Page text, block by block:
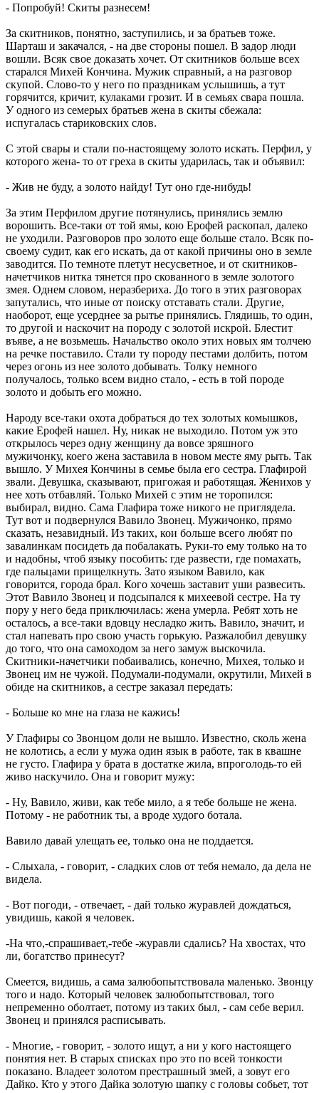
- Попробуй! Скиты разнесем!
За скитников, понятно, заступились, и за братьев тоже.
Шарташ и закачался, - на две стороны пошел. В задор люди
вошли. Всяк свое доказать хочет. От скитников больше всех
старался Михей Кончина. Мужик справный, а на разговор
скупой. Слово-то у него по праздникам услышишь, а тут
горячится, кричит, кулаками грозит. И в семьях свара пошла.
У одного из семерых братьев жена в скиты сбежала:
испугалась стариковских слов.
С этой свары и стали по-настоящему золото искать. Перфил, у
которого жена- то от греха в скиты ударилась, так и объявил:
- Жив не буду, а золото найду! Тут оно где-нибудь!
За этим Перфилом другие потянулись, принялись землю
ворошить. Все-таки от той ямы, кою Ерофей раскопал, далеко
не уходили. Разговоров про золото еще больше стало. Всяк по-
своему судит, как его искать, да от какой причины оно в земле
заводится. По темноте плетут несусветное, и от скитников-
начетчиков нитка тянется про скованного в земле золотого
змея. Однем словом, неразбериха. До того в этих разговорах
запутались, что иные от поиску отставать стали. Другие,
наоборот, еще усерднее за рытье принялись. Глядишь, то один,
то другой и наскочит на породу с золотой искрой. Блестит
въяве, а не возьмешь. Начальство около этих новых ям толчею
на речке поставило. Стали ту породу пестами долбить, потом
через огонь из нее золото добывать. Толку немного
получалось, только всем видно стало, - есть в той породе
золото и добыть его можно.
Народу все-таки охота добраться до тех золотых комышков,
какие Ерофей нашел. Ну, никак не выходило. Потом уж это
открылось через одну женщину да вовсе зряшного
мужичонку, коего жена заставила в новом месте яму рыть. Так
вышло. У Михея Кончины в семье была его сестра. Глафирой
звали. Девушка, сказывают, пригожая и работящая. Женихов у
нее хоть отбавляй. Только Михей с этим не торопился:
выбирал, видно. Сама Глафира тоже никого не приглядела.
Тут вот и подвернулся Вавило Звонец. Мужичонко, прямо
сказать, незавидный. Из таких, кои больше всего любят по
завалинкам посидеть да побалакать. Руки-то ему только на то
и надобны, чтоб языку пособить: где развести, где помахать,
где пальцами прищелкнуть. Зато языком Вавило, как
говорится, города брал. Кого хочешь заставит уши развесить.
Этот Вавило Звонец и подсыпался к михеевой сестре. На ту
пору у него беда приключилась: жена умерла. Ребят хоть не
осталось, а все-таки вдовцу несладко жить. Вавило, значит, и
стал напевать про свою участь горькую. Разжалобил девушку
до того, что она самоходом за него замуж выскочила.
Скитники-начетчики побаивались, конечно, Михея, только и
Звонец им не чужой. Подумали-подумали, окрутили, Михей в
обиде на скитников, а сестре заказал передать:
- Больше ко мне на глаза не кажись!
У Глафиры со Звонцом доли не вышло. Известно, сколь жена
не колотись, а если у мужа один язык в работе, так в квашне
не густо. Глафира у брата в достатке жила, впроголодь-то ей
живо наскучило. Она и говорит мужу:
- Ну, Вавило, живи, как тебе мило, а я тебе больше не жена.
Потому - не работник ты, а вроде худого ботала.
Вавило давай улещать ее, только она не поддается.
- Слыхала, - говорит, - сладких слов от тебя немало, да дела не
видела.
- Вот погоди, - отвечает, - дай только журавлей дождаться,
увидишь, какой я человек.
-На что,-спрашивает,-тебе -журавли сдались? На хвостах, что
ли, богатство принесут?
Смеется, видишь, а сама залюбопытствовала маленько. Звонцу
того и надо. Который человек залюбопытствовал, того
непременно оболтает, потому из таких был, - сам себе верил.
Звонец и принялся расписывать.
- Многие, - говорит, - золото ищут, а ни у кого настоящего
понятия нет. В старых списках про это по всей тонкости
показано. Владеет золотом престрашный змей, а зовут его
Дайко. Кто у этого Дайка золотую шапку с головы собьет, тот